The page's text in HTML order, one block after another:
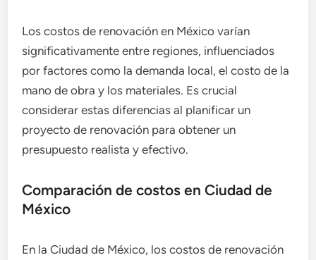
Los costos de renovación en México varían
significativamente entre regiones, influenciados
por factores como la demanda local, el costo de la
mano de obra y los materiales. Es crucial
considerar estas diferencias al planificar un
proyecto de renovación para obtener un
presupuesto realista y efectivo.
Comparación de costos en Ciudad de
México
En la Ciudad de México, los costos de renovación